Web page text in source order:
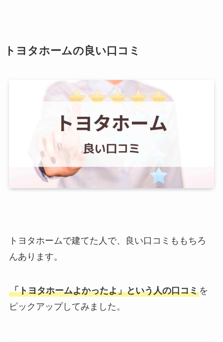
トヨタホームの良い口コミ
トヨタホームで建てた人で、良い口コミももちろ
んあります。
「トヨタホームよかったよ」という人の口コミを
ピックアップしてみました。